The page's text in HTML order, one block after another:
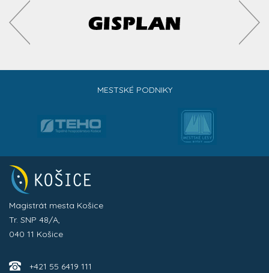
MESTSKÉ PODNIKY
Magistrát mesta Košice
Tr. SNP 48/A,
040 11 Košice
+421 55 6419 111